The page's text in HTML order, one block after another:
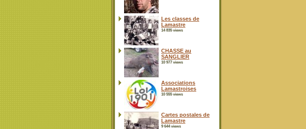
Les classes de
Lamastre
14 835 views
CHASSE au
SANGLIER
10 977 views
Associations
Lamastroises
10 555 views
Cartes postales de
Lamastre
9 644 views